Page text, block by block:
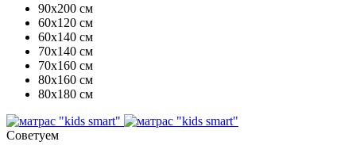
90х200 см
60х120 см
60х140 см
70х140 см
70х160 см
80х160 см
80х180 см
Советуем